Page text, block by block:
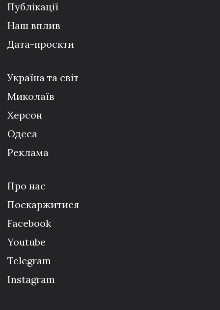
Публікації
Наш вплив
Дата-проєкти
Україна та світ
Миколаїв
Херсон
Одеса
Реклама
Про нас
Поскаржитися
Facebook
Youtube
Telegram
Instagram